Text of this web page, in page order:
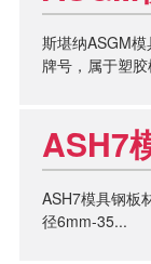
斯堪纳ASGM
牌号，属于塑
ASH7
ASH7模具钢板
径6mm-35...